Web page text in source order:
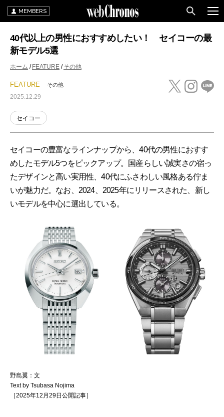
MEMBERS
40代以上の男性におすすめしたい！ セイコーの最
新モデル5選
ホーム FEATURE その他
FEATURE その他
2025.12.29
セイコー
セイコーの豊富なラインナップから、40代の男性におすす
めしたモデル5つをピックアップ。国産らしい誠実さの宿っ
たデザインと高い実用性、40代にふさわしい風格ある佇ま
いが魅力だ。なお、2024、2025年にリリースされた、新し
いモデルを中心に選出している。
野島翼：文
Text by Tsubasa Nojima
［2025年12月29日公開記事］